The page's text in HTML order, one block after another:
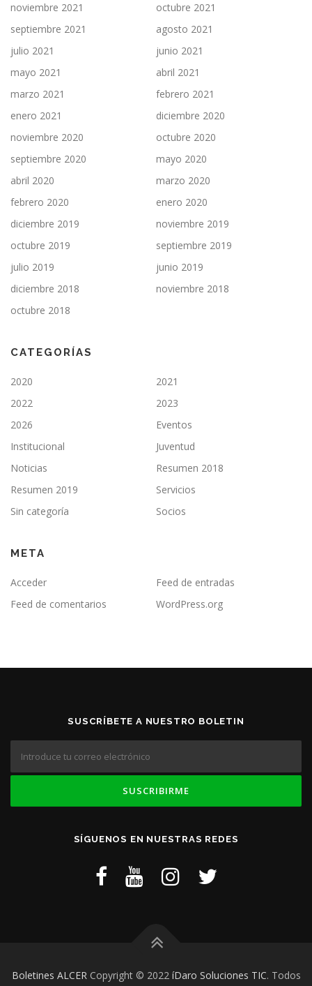
noviembre 2021
octubre 2021
septiembre 2021
agosto 2021
julio 2021
junio 2021
mayo 2021
abril 2021
marzo 2021
febrero 2021
enero 2021
diciembre 2020
noviembre 2020
octubre 2020
septiembre 2020
mayo 2020
abril 2020
marzo 2020
febrero 2020
enero 2020
diciembre 2019
noviembre 2019
octubre 2019
septiembre 2019
julio 2019
junio 2019
diciembre 2018
noviembre 2018
octubre 2018
CATEGORÍAS
2020
2021
2022
2023
2026
Eventos
Institucional
Juventud
Noticias
Resumen 2018
Resumen 2019
Servicios
Sin categoría
Socios
META
Acceder
Feed de entradas
Feed de comentarios
WordPress.org
SUSCRÍBETE A NUESTRO BOLETIN
SÍGUENOS EN NUESTRAS REDES
Boletines ALCERCopyright © 2022 íDaro Soluciones TIC. Todos